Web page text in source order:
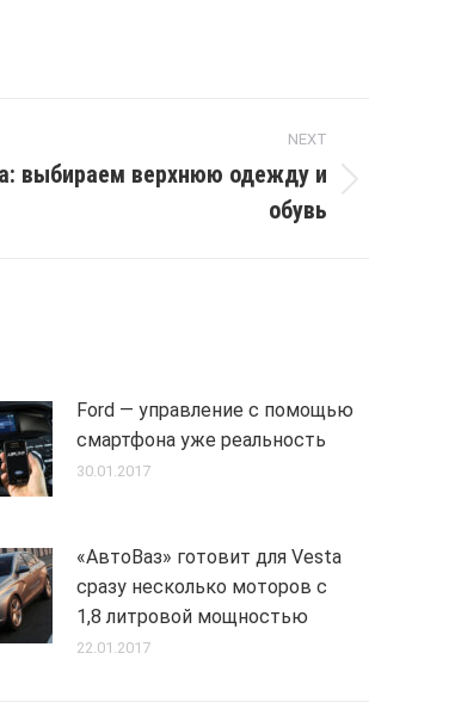
NEXT
выбираем верхнюю одежду и
обувь
Ford — управление с помощью
смартфона уже реальность
30.01.2017
«АвтоВаз» готовит для Vesta
сразу несколько моторов с
1,8 литровой мощностью
22.01.2017